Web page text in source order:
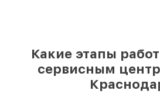
Какие этапы
сервисным